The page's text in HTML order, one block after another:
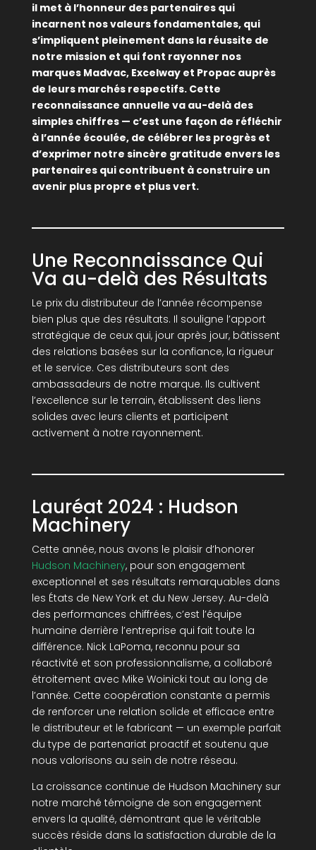
il met à l’honneur des partenaires qui
incarnent nos valeurs fondamentales, qui
s’impliquent pleinement dans la réussite de
notre mission et qui font rayonner nos
marques Madvac, Excelway et Propac auprès
de leurs marchés respectifs. Cette
reconnaissance annuelle va au-delà des
simples chiffres — c’est une façon de réfléchir
à l’année écoulée, de célébrer les progrès et
d’exprimer notre sincère gratitude envers les
partenaires qui contribuent à construire un
avenir plus propre et plus vert.
Une Reconnaissance Qui
Va au-delà des Résultats
Le prix du distributeur de l’année récompense
bien plus que des résultats. Il souligne l’apport
stratégique de ceux qui, jour après jour, bâtissent
des relations basées sur la confiance, la rigueur
et le service. Ces distributeurs sont des
ambassadeurs de notre marque. Ils cultivent
l’excellence sur le terrain, établissent des liens
solides avec leurs clients et participent
activement à notre rayonnement.
Lauréat 2024 : Hudson
Machinery
Cette année, nous avons le plaisir d’honorer
Hudson Machinery, pour son engagement
exceptionnel et ses résultats remarquables dans
les États de New York et du New Jersey. Au-delà
des performances chiffrées, c’est l’équipe
humaine derrière l’entreprise qui fait toute la
différence. Nick LaPoma, reconnu pour sa
réactivité et son professionnalisme, a collaboré
étroitement avec Mike Woinicki tout au long de
l’année. Cette coopération constante a permis
de renforcer une relation solide et efficace entre
le distributeur et le fabricant — un exemple parfait
du type de partenariat proactif et soutenu que
nous valorisons au sein de notre réseau.
La croissance continue de Hudson Machinery sur
notre marché témoigne de son engagement
envers la qualité, démontrant que le véritable
succès réside dans la satisfaction durable de la